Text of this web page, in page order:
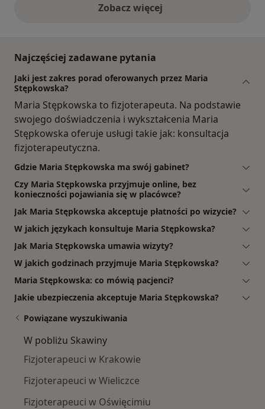
Zobacz więcejopinie powyżej
Najczęściej zadawane pytania
Jaki jest zakres porad oferowanych przez Maria
Stępkowska?
Maria Stępkowska to fizjoterapeuta. Na podstawie
swojego doświadczenia i wykształcenia Maria
Stępkowska oferuje usługi takie jak: konsultacja
fizjoterapeutyczna.
Gdzie Maria Stępkowska ma swój gabinet?
Czy Maria Stępkowska przyjmuje online, bez
konieczności pojawiania się w placówce?
Jak Maria Stępkowska akceptuje płatności po wizycie?
W jakich językach konsultuje Maria Stępkowska?
Jak Maria Stępkowska umawia wizyty?
W jakich godzinach przyjmuje Maria Stępkowska?
Maria Stępkowska: co mówią pacjenci?
Jakie ubezpieczenia akceptuje Maria Stępkowska?
Powiązane wyszukiwania
W pobliżu Skawiny
Fizjoterapeuci w Krakowie
Fizjoterapeuci w Wieliczce
Fizjoterapeuci w Oświęcimiu